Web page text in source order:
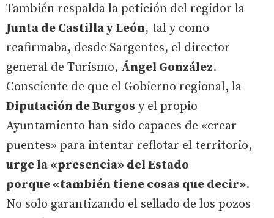
También respalda la petición del regidor la
Junta de Castilla y León, tal y como
reafirmaba, desde Sargentes, el director
general de Turismo, Ángel González.
Consciente de que el Gobierno regional, la
Diputación de Burgos y el propio
Ayuntamiento han sido capaces de «crear
puentes» para intentar reflotar el territorio,
urge la «presencia» del Estado
porque «también tiene cosas que decir».
No solo garantizando el sellado de los pozos